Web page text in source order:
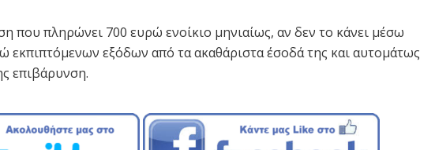
που πληρώνει 700 ευρώ ενοίκιο μηνιαίως, αν δεν το κάνει μέσω
εκπιπτόμενων εξόδων από τα ακαθάριστα έσοδά της και αυτομάτως
επιβάρυνση.